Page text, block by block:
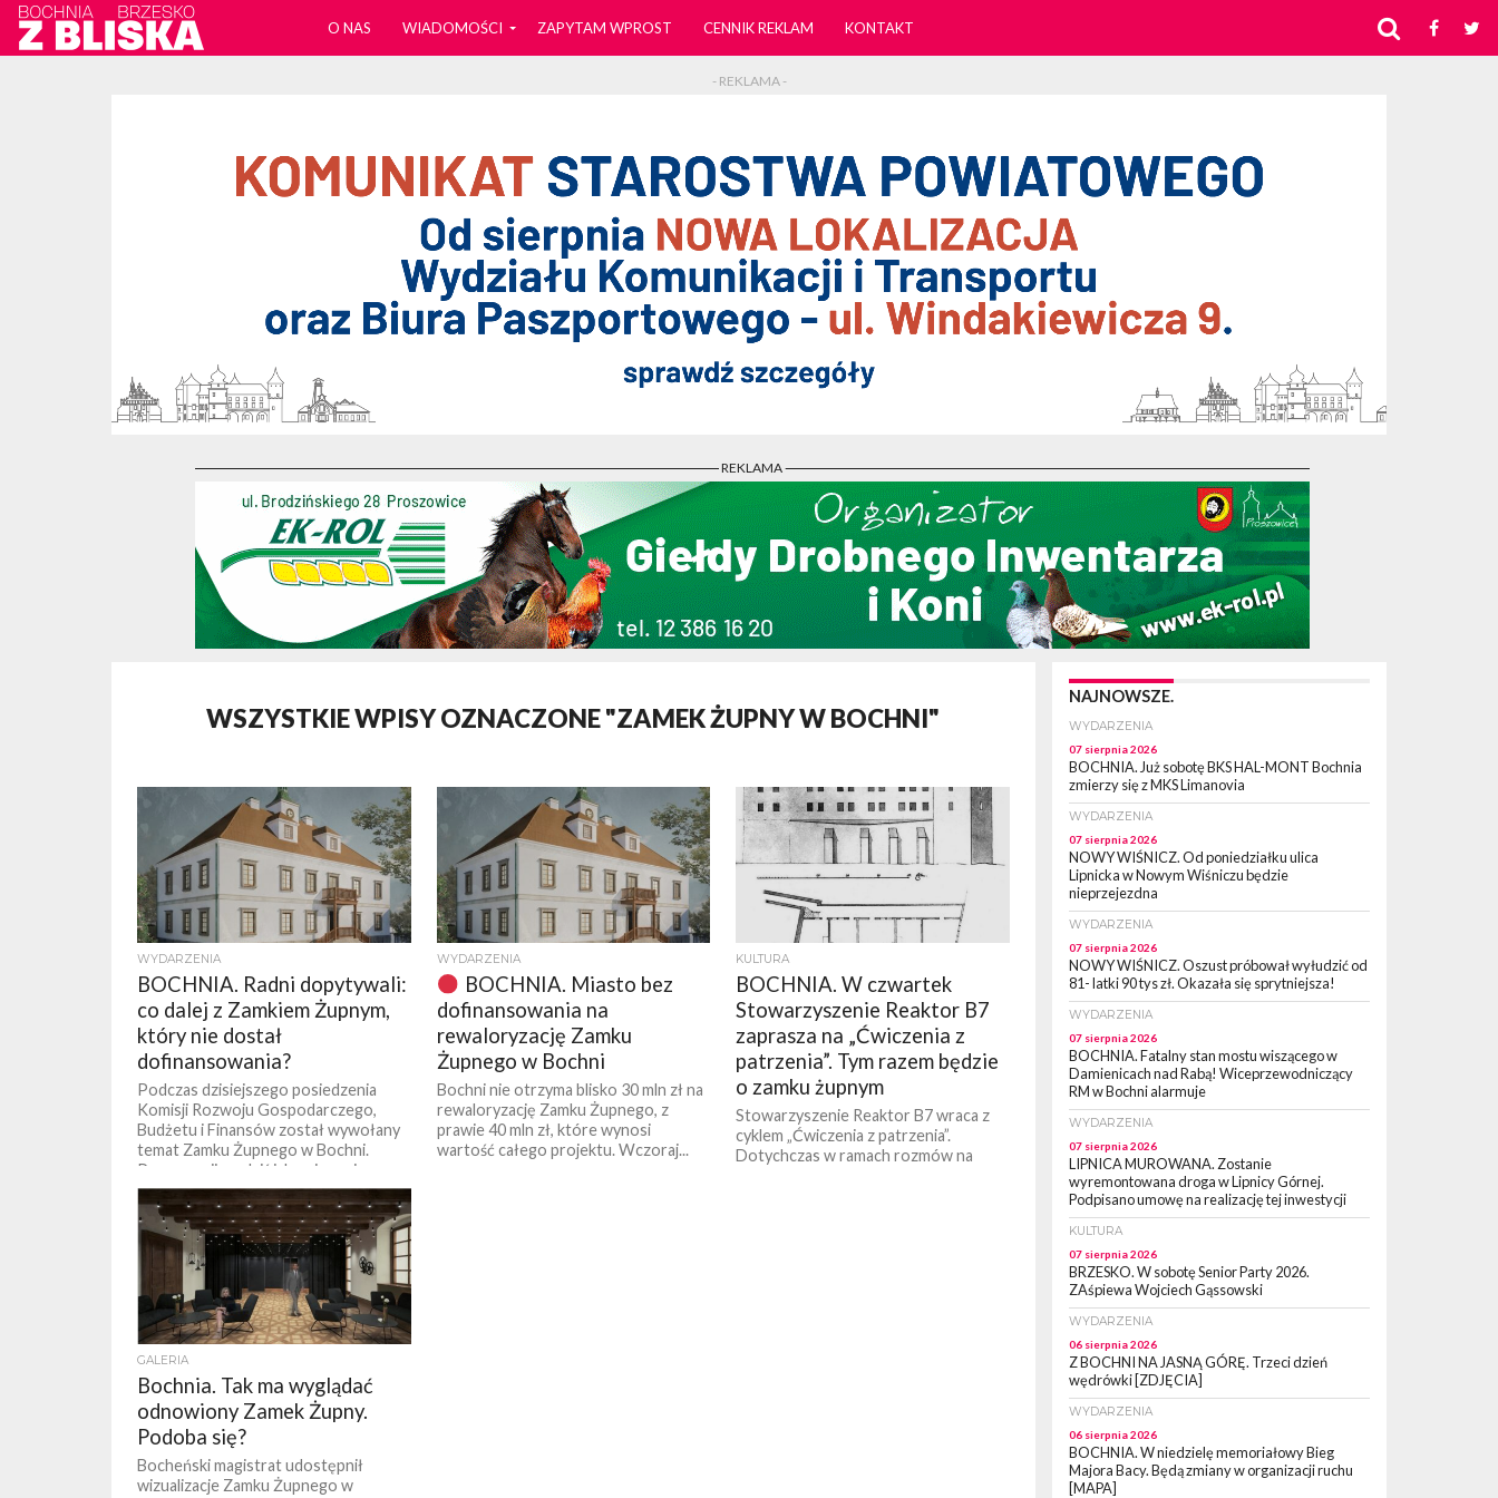
O NAS WIADOMOŚCI ZAPYTAM WPROST CENNIK REKLAM KONTAKT
- REKLAMA -
- REKLAMA -
WSZYSTKIE WPISY OZNACZONE "ZAMEK ŻUPNY W BOCHNI"
WYDARZENIA
BOCHNIA. Radni dopytywali:
co dalej z Zamkiem Żupnym,
który nie dostał
dofinansowania?
Podczas dzisiejszego posiedzenia
Komisji Rozwoju Gospodarczego,
Budżetu i Finansów został wywołany
temat Zamku Żupnego w Bochni.
Przypomnijmy, dziś jako pierwsi
poinformowaliśmy o...
WYDARZENIA
BOCHNIA. Miasto bez
dofinansowania na
rewaloryzację Zamku
Żupnego w Bochni
Bochni nie otrzyma blisko 30 mln zł na
rewaloryzację Zamku Żupnego, z
prawie 40 mln zł, które wynosi
wartość całego projektu. Wczoraj...
KULTURA
BOCHNIA. W czwartek
Stowarzyszenie Reaktor B7
zaprasza na „Ćwiczenia z
patrzenia”. Tym razem będzie
o zamku żupnym
Stowarzyszenie Reaktor B7 wraca z
cyklem „Ćwiczenia z patrzenia”.
Dotychczas w ramach rozmów na
GALERIA
Bochnia. Tak ma wyglądać
odnowiony Zamek Żupny.
Podoba się?
Bocheński magistrat udostępnił
wizualizacje Zamku Żupnego w
NAJNOWSZE.
WYDARZENIA
07 sierpnia 2026
BOCHNIA. Już sobotę BKS HAL-MONT Bochnia
zmierzy się z MKS Limanovia
WYDARZENIA
07 sierpnia 2026
NOWY WIŚNICZ. Od poniedziałku ulica
Lipnicka w Nowym Wiśniczu będzie
nieprzejezdna
WYDARZENIA
07 sierpnia 2026
NOWY WIŚNICZ. Oszust próbował wyłudzić od
81- latki 90 tys zł. Okazała się sprytniejsza!
WYDARZENIA
07 sierpnia 2026
BOCHNIA. Fatalny stan mostu wiszącego w
Damienicach nad Rabą! Wiceprzewodniczący
RM w Bochni alarmuje
WYDARZENIA
07 sierpnia 2026
LIPNICA MUROWANA. Zostanie
wyremontowana droga w Lipnicy Górnej.
Podpisano umowę na realizację tej inwestycji
KULTURA
07 sierpnia 2026
BRZESKO. W sobotę Senior Party 2026.
ZAśpiewa Wojciech Gąssowski
WYDARZENIA
06 sierpnia 2026
Z BOCHNI NA JASNĄ GÓRĘ. Trzeci dzień
wędrówki [ZDJĘCIA]
WYDARZENIA
06 sierpnia 2026
BOCHNIA. W niedzielę memoriałowy Bieg
Majora Bacy. Będą zmiany w organizacji ruchu
[MAPA]